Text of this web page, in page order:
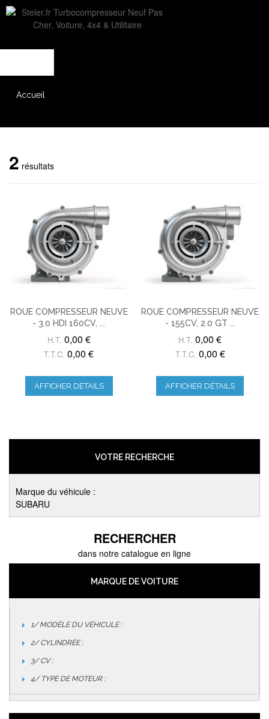
Accueil
2 résultats
ROUE COMPRESSEUR NEUVE
- 3.0 HDI 160CV, ...
H.T. 0,00 €
T.T.C. 0,00 €
AFFICHER DÉTAILS
ROUE COMPRESSEUR NEUVE
- 155CV, 2.0 GT ...
H.T. 0,00 €
T.T.C. 0,00 €
AFFICHER DÉTAILS
VOTRE RECHERCHE
Marque du véhicule :
SUBARU
RECHERCHER
dans notre catalogue en ligne
MARQUE DE VOITURE
1/ MODÈLE DU VÉHICULE :
2/ CYLINDRÉE :
3/ CV :
4/ TYPE DE MOTEUR :